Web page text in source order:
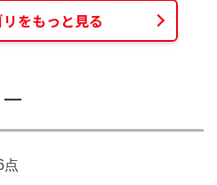
をもっと見る
点